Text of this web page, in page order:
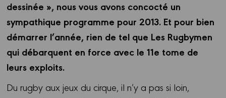
dessinée », nous vous avons concocté un
sympathique programme pour 2013. Et pour bien
démarrer l’année, rien de tel que Les Rugbymen
qui débarquent en force avec le 11e tome de
leurs exploits.
Du rugby aux jeux du cirque, il n’y a pas si loin,